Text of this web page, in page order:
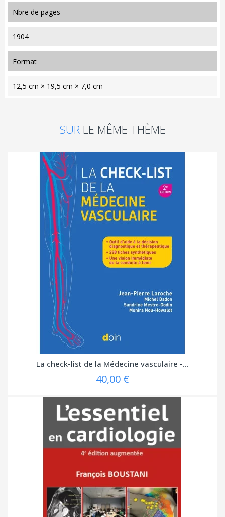
nbre de pages
1904
format
12,5 cm × 19,5 cm × 7,0 cm
SUR LE MÊME THÈME
La check-list de la Médecine vasculaire -...
40,00 €